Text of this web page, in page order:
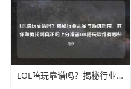
LOL陪玩靠谱吗？揭秘行业乱象与避坑指南，教你如何找到真正的上分神器LOL陪玩软件有哪些app